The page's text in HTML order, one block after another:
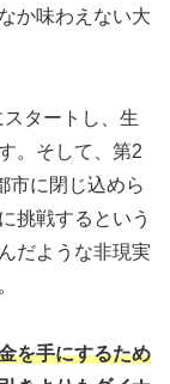
か味わえない大
タートし、生
。そして、第2
市に閉じ込めら
挑戦するという
だような非現実
を手にするため